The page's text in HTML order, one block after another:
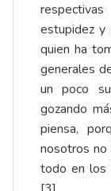
estupidez y
quien ha
generales
un poco
gozando
piensa,
nosotros no
todo en los